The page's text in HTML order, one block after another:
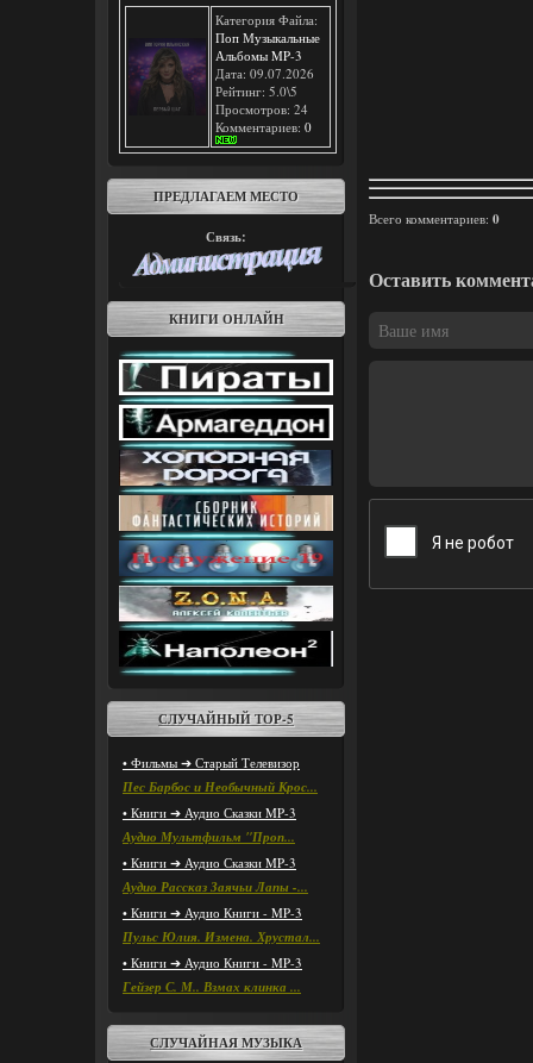
Категория Файла:
Поп Музыкальные
Альбомы MP-3
Дата: 09.07.2026
Рейтинг: 5.0\5
Просмотров: 24
Комментариев: 0
ПРЕДЛАГАЕМ МЕСТО
Связь:
КНИГИ ОНЛАЙН
СЛУЧАЙНЫЙ ТОР-5
• Фильмы ➔ Старый Телевизор
Пес Барбос и Необычный Крос...
• Книги ➔ Аудио Сказки MP-3
Аудио Мультфильм "Проп...
• Книги ➔ Аудио Сказки MP-3
Аудио Рассказ Заячьи Лапы -...
• Книги ➔ Аудио Книги - MP-3
Пульс Юлия. Измена. Хрустал...
• Книги ➔ Аудио Книги - MP-3
Гейзер С. М.. Взмах клинка ...
СЛУЧАЙНАЯ МУЗЫКА
Всего комментариев: 0
Оставить